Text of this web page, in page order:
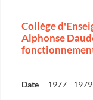
Collège
Alphonse
Date 1977 - 1979